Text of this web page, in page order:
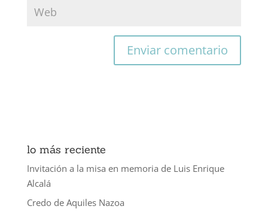
lo más reciente
Invitación a la misa en memoria de Luis Enrique
Alcalá
Credo de Aquiles Nazoa